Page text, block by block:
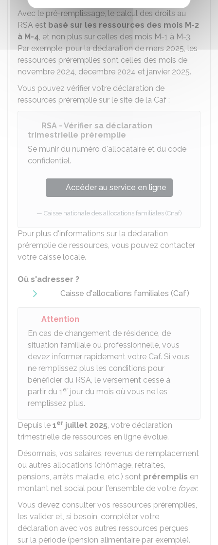
Avec le pré-remplissage, le calcul des droits au
RSA est basé sur les ressources des mois M-2
à M-4, et non plus sur celles des mois M-1 à M-3.
Par exemple, pour la déclaration de mars 2025, les
ressources préremplies sont celles des mois de
novembre 2024, décembre 2024 et janvier 2025.
Vous pouvez vérifier votre déclaration de
ressources préremplie sur le site de la Caf :
RSA - Vérifier sa déclaration
trimestrielle préremplie
Se munir du numéro d'allocataire et du code
confidentiel.
Accéder au service en ligne
Caisse nationale des allocations familiales (Cnaf)
Pour plus d'informations sur la déclaration
préremplie de ressources, vous pouvez contacter
votre caisse locale.
Où s'adresser ?
Caisse d'allocations familiales (Caf)
Attention
En cas de changement de résidence, de
situation familiale ou professionnelle, vous
devez informer rapidement votre Caf. Si vous
ne remplissez plus les conditions pour
bénéficier du RSA, le versement cesse à
partir du 1er jour du mois où vous ne les
remplissez plus.
Depuis le 1er juillet 2025, votre déclaration
trimestrielle de ressources en ligne évolue.
Désormais, vos salaires, revenus de remplacement
ou autres allocations (chômage, retraites,
pensions, arrêts maladie, etc.) sont préremplis en
montant net social pour l'ensemble de votre foyer.
Vous devez consulter vos ressources préremplies,
les valider et, si besoin, compléter votre
déclaration avec vos autres ressources perçues
sur la période (pension alimentaire par exemple).